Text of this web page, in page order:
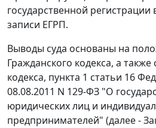
государственной
записи ЕГРП.
Выводы суда основаны на
Гражданского кодекса, а также
кодекса, пункта 1 статьи 16
08.08.2011 N 129-ФЗ "О
юридических лиц и
предпринимателей" (далее -